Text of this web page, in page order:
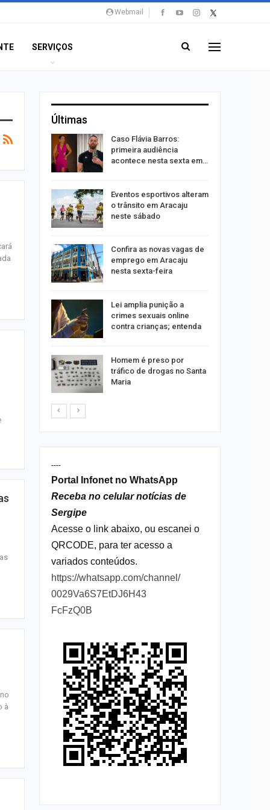
Webmail
SERVIÇOS
à
Últimas
será
após
Caso Flávia Barros:
primeira audiência
acontece nesta sexta em…
Eventos esportivos alteram
o trânsito em Aracaju
neste sábado
Confira as novas vagas de
emprego em Aracaju
nesta sexta-feira
Lei amplia punição a
crimes sexuais online
contra crianças; entenda
Homem é preso por
tráfico de drogas no Santa
Maria
----
Portal Infonet no WhatsApp
Receba no celular notícias de
Sergipe
Acesse o link abaixo, ou escanei o
QRCODE, para ter acesso a
variados conteúdos.
https://whatsapp.com/channel/
0029Va6S7EtDJ6H43
FcFzQ0B